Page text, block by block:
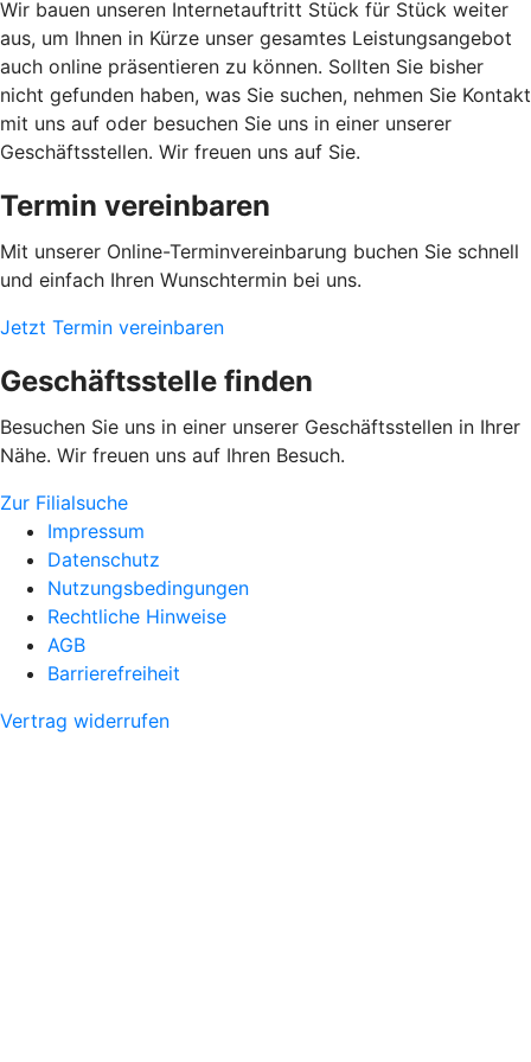
Wir bauen unseren Internetauftritt Stück für Stück weiter
aus, um Ihnen in Kürze unser gesamtes Leistungsangebot
auch online präsentieren zu können. Sollten Sie bisher
nicht gefunden haben, was Sie suchen, nehmen Sie Kontakt
mit uns auf oder besuchen Sie uns in einer unserer
Geschäftsstellen. Wir freuen uns auf Sie.
Termin vereinbaren
Mit unserer Online-Terminvereinbarung buchen Sie schnell
und einfach Ihren Wunschtermin bei uns.
Jetzt Termin vereinbaren
Geschäftsstelle finden
Besuchen Sie uns in einer unserer Geschäftsstellen in Ihrer
Nähe. Wir freuen uns auf Ihren Besuch.
Zur Filialsuche
Impressum
Datenschutz
Nutzungsbedingungen
Rechtliche Hinweise
AGB
Barrierefreiheit
Vertrag widerrufen